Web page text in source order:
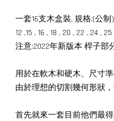
一套16支木盒裝, 規格:(公制)
12 ,15 , 16 , 18 , 20 , 22 , 24 ,
注意:2022年新版本 桿子部
用於在軟木和硬木、尺寸
由於理想的切割幾何形狀，
首先就來一套目前他們最